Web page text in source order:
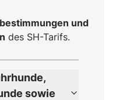
und
des SH-Tarifs.
sowie